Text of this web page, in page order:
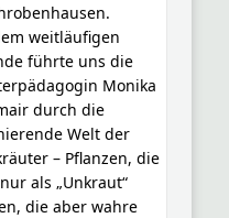
weitläufigen
führte uns die
Monika
durch die
Welt der
– Pflanzen, die
als „Unkraut“
die aber wahre